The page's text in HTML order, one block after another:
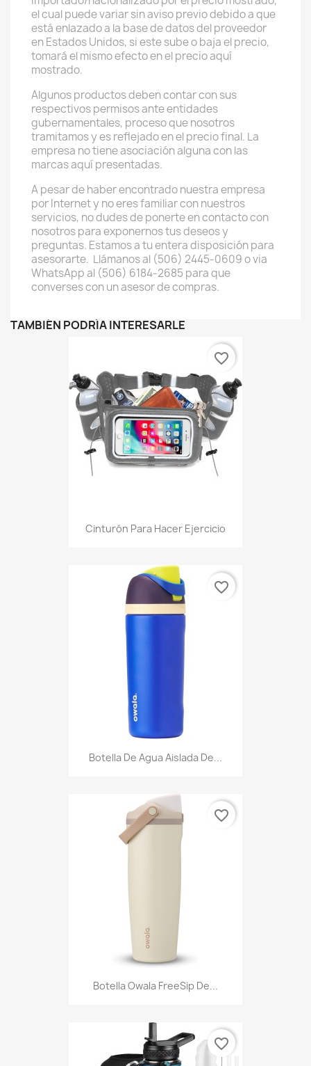
el cual puede variar sin aviso previo debido a que
está enlazado a la base de datos del proveedor
en Estados Unidos, si este sube o baja el precio,
tomará el mismo efecto en el precio aquí
mostrado.
Algunos productos deben contar con sus
respectivos permisos ante entidades
gubernamentales, proceso que nosotros
tramitamos y es reflejado en el precio final. La
empresa no tiene asociación alguna con las
marcas aquí presentadas.
A pesar de haber encontrado nuestra empresa
por Internet y no eres familiar con nuestros
servicios, no dudes de ponerte en contacto con
nosotros para exponernos tus deseos y
preguntas. Estamos a tu entera disposición para
asesorarte. Llámanos al (506) 2445-0609 o via
WhatsApp al (506) 6184-2685 para que
converses con un asesor de compras.
TAMBIÉN PODRÍA INTERESARLE
Cinturón Para Hacer Ejercicio
favorite_border
Botella De Agua Aislada De...
favorite_border
Botella Owala FreeSip De...
favorite_border
favorite_border